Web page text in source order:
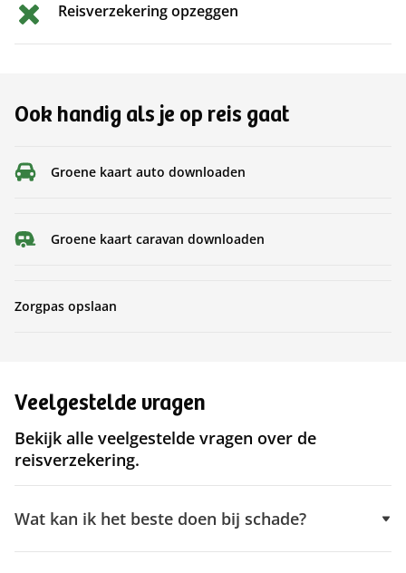
Reisverzekering opzeggen
Ook handig als je op reis gaat
Groene kaart auto downloaden
Groene kaart caravan downloaden
Zorgpas opslaan
Veelgestelde vragen
Bekijk alle veelgestelde vragen over de
reisverzekering.​
Wat kan ik het beste doen bij schade?